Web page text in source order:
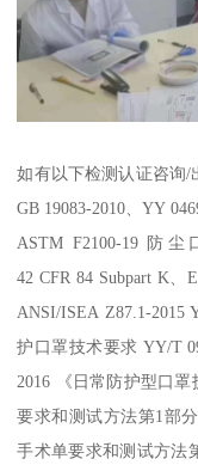
如有以下检测认证咨询/
GB 19083-2010、YY
ASTM F2100-19 防尘
42 CFR 84 Subpart K、
ANSI/ISEA Z87.1-2015
护口罩技术要求 YY/T
2016 《日常防护型口罩
要求和测试方法第1部
手术单要求和测试方法